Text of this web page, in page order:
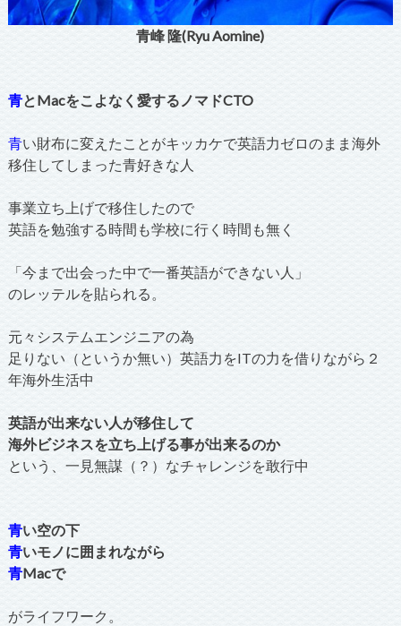
青峰 隆(Ryu Aomine)
青とMacをこよなく愛するノマドCTO
青い財布に変えたことがキッカケで英語力ゼロのまま海外
移住してしまった青好きな人
事業立ち上げで移住したので
英語を勉強する時間も学校に行く時間も無く
「今まで出会った中で一番英語ができない人」
のレッテルを貼られる。
元々システムエンジニアの為
足りない（というか無い）英語力をITの力を借りながら２
年海外生活中
英語が出来ない人が移住して
海外ビジネスを立ち上げる事が出来るのか
という、一見無謀（？）なチャレンジを敢行中
青い空の下
青いモノに囲まれながら
青Macで
がライフワーク。